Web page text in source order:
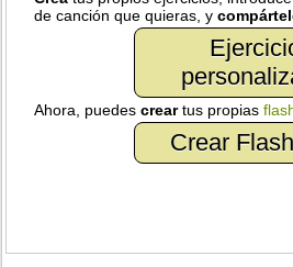
de canción que quieras, y
Ahora, puedescreartus propias
Crear